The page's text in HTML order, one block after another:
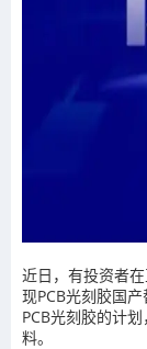
近日，有投资者
现PCB光刻胶国
PCB光刻胶的计
料。